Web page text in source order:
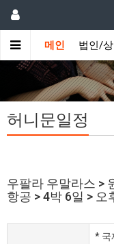
메인 법인/
허니문일정
우팔라 우말라스 >
항공 > 4박 6일 > 오
* 국